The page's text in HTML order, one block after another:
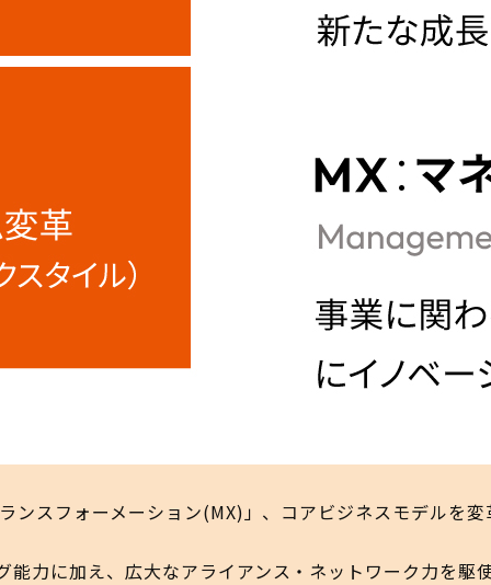
フォーメーション(MX)」、コアビジネスモデ
力に加え、広大なアライアンス・ネットワーク力を